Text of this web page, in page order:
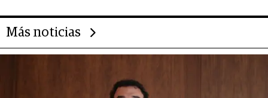
Más noticias